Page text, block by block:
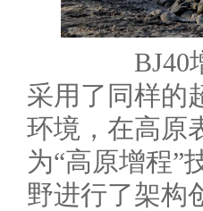
BJ40增程
采用了同样的
环境，在高原
为“高原增程”
野进行了架构